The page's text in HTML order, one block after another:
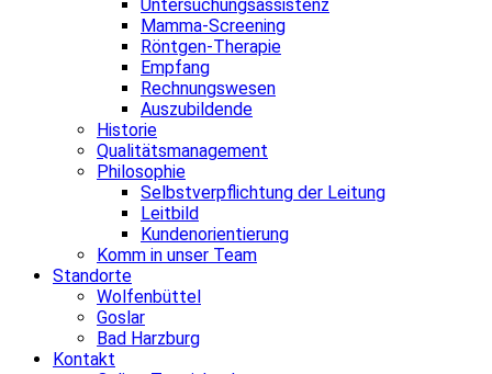
Untersuchungsassistenz
Mamma-Screening
Röntgen-Therapie
Empfang
Rechnungswesen
Auszubildende
Historie
Qualitätsmanagement
Philosophie
Selbstverpflichtung der Leitung
Leitbild
Kundenorientierung
Komm in unser Team
Standorte
Wolfenbüttel
Goslar
Bad Harzburg
Kontakt